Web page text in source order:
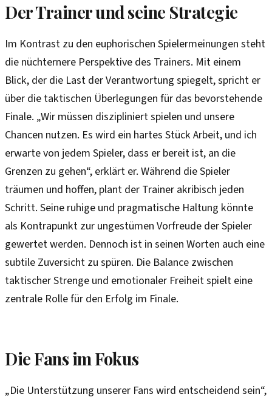
Der Trainer und seine Strategie
Im Kontrast zu den euphorischen Spielermeinungen steht
die nüchternere Perspektive des Trainers. Mit einem
Blick, der die Last der Verantwortung spiegelt, spricht er
über die taktischen Überlegungen für das bevorstehende
Finale. „Wir müssen diszipliniert spielen und unsere
Chancen nutzen. Es wird ein hartes Stück Arbeit, und ich
erwarte von jedem Spieler, dass er bereit ist, an die
Grenzen zu gehen“, erklärt er. Während die Spieler
träumen und hoffen, plant der Trainer akribisch jeden
Schritt. Seine ruhige und pragmatische Haltung könnte
als Kontrapunkt zur ungestümen Vorfreude der Spieler
gewertet werden. Dennoch ist in seinen Worten auch eine
subtile Zuversicht zu spüren. Die Balance zwischen
taktischer Strenge und emotionaler Freiheit spielt eine
zentrale Rolle für den Erfolg im Finale.
Die Fans im Fokus
„Die Unterstützung unserer Fans wird entscheidend sein“,